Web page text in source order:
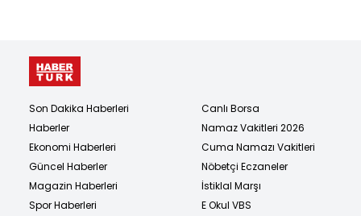
Son Dakika Haberleri
Haberler
Ekonomi Haberleri
Güncel Haberler
Magazin Haberleri
Spor Haberleri
Canlı Borsa
Namaz Vakitleri 2026
Cuma Namazı Vakitleri
Nöbetçi Eczaneler
İstiklal Marşı
E Okul VBS